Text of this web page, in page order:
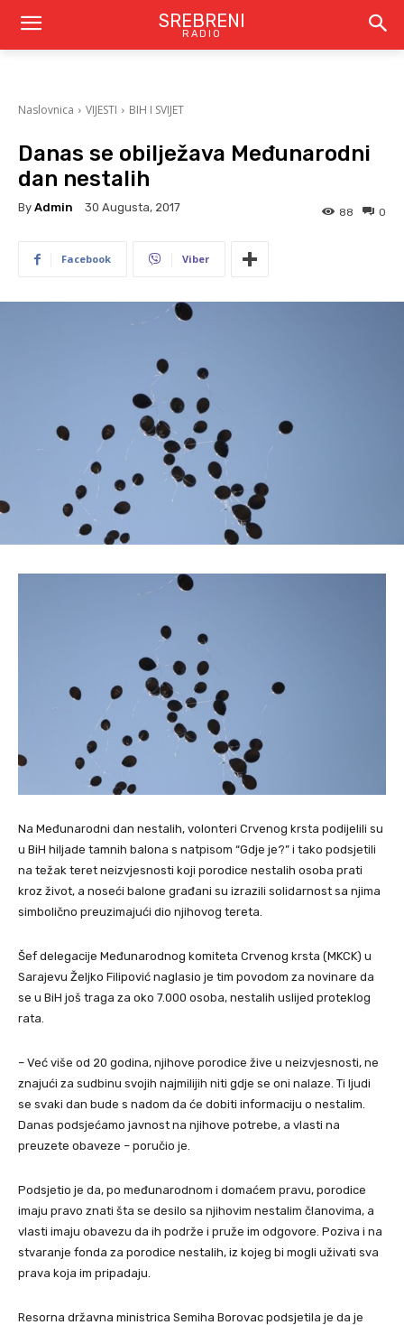
SREBRENI
RADIO
Naslovnica VIJESTI BIH I SVIJET
Danas se obilježava Međunarodni
dan nestalih
By Admin 30 Augusta, 2017 0
88
Facebook Viber
Na Međunarodni dan nestalih, volonteri Crvenog krsta podijelili su
u BiH hiljade tamnih balona s natpisom “Gdje je?” i tako podsjetili
na težak teret neizvjesnosti koji porodice nestalih osoba prati
kroz život, a noseći balone građani su izrazili solidarnost sa njima
simbolično preuzimajući dio njihovog tereta.
Šef delegacije Međunarodnog komiteta Crvenog krsta (MKCK) u
Sarajevu Željko Filipović naglasio je tim povodom za novinare da
se u BiH još traga za oko 7.000 osoba, nestalih uslijed proteklog
rata.
– Već više od 20 godina, njihove porodice žive u neizvjesnosti, ne
znajući za sudbinu svojih najmilijih niti gdje se oni nalaze. Ti ljudi
se svaki dan bude s nadom da će dobiti informaciju o nestalim.
Danas podsjećamo javnost na njihove potrebe, a vlasti na
preuzete obaveze – poručio je.
Podsjetio je da, po međunarodnom i domaćem pravu, porodice
imaju pravo znati šta se desilo sa njihovim nestalim članovima, a
vlasti imaju obavezu da ih podrže i pruže im odgovore. Poziva i na
stvaranje fonda za porodice nestalih, iz kojeg bi mogli uživati sva
prava koja im pripadaju.
Resorna državna ministrica Semiha Borovac podsjetila je da je